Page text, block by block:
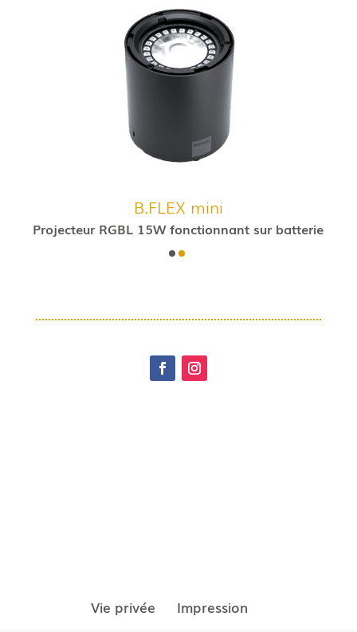
B.FLEX mini
Projecteur RGBL 15W fonctionnant sur batterie
Vie privée Impression